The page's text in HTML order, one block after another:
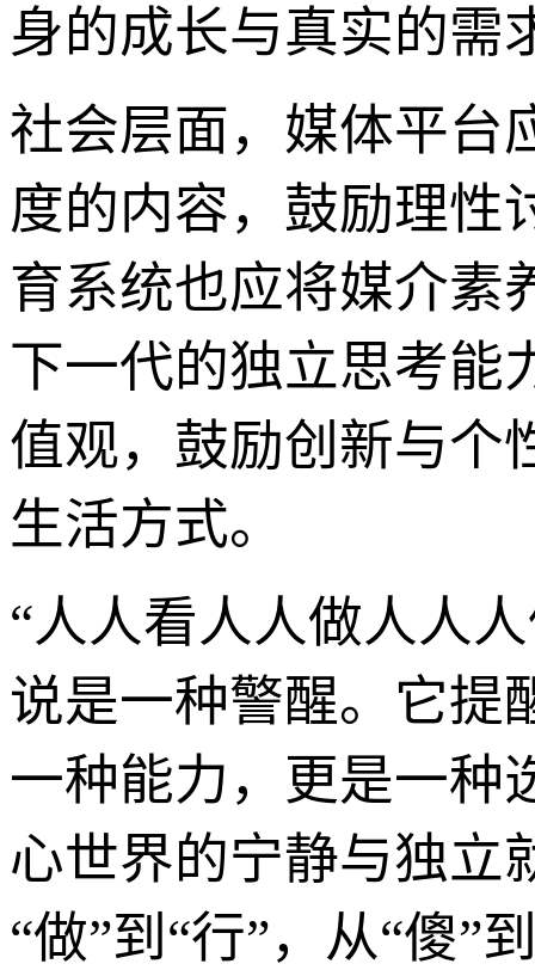
身的成长与真实的需
社会层面，媒体平台
度的内容，鼓励理性
育系统也应将媒介素
下一代的独立思考能
值观，鼓励创新与个
生活方式。
“人人看人人做人人
说是一种警醒。它提
一种能力，更是一种
心世界的宁静与独立
“做”到“行”，从“傻”